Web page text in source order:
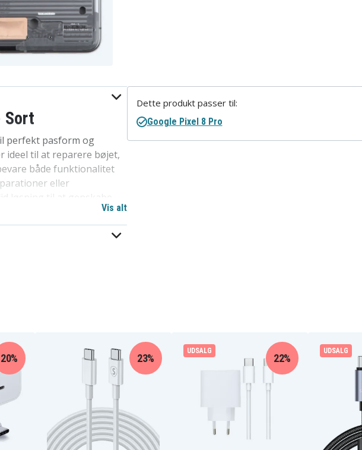
Sort
perfekt pasform og
ideel til at reparere bøjet,
både funktionalitet
eller
løsning til at genskabe
Vis alt
Dette produkt passer til:
Google Pixel 8 Pro
20% 23%
UDSALG
22%
UDSALG